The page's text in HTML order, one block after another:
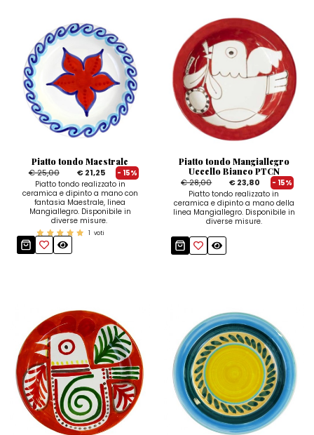
Piatto tondo Maestrale
€ 25,00
€ 21,25
- 15%
Piatto tondo realizzato in
ceramica e dipinto a mano con
fantasia Maestrale, linea
Mangiallegro. Disponibile in
diverse misure.
1 voti
Piatto tondo Mangiallegro
Uccello Bianco PTCN
€ 28,00
€ 23,80
- 15%
Piatto tondo realizzato in
ceramica e dipinto a mano della
linea Mangiallegro. Disponibile in
diverse misure.